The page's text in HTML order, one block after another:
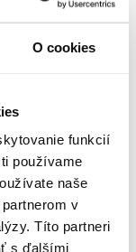
O cookies
funkcií
používame
naše
v
Títo partneri
s ďalšími
pre vaše